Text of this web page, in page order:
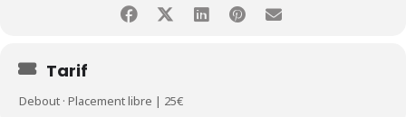
Tarif
Debout · Placement libre | 25€